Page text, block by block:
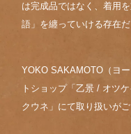
は完成品ではなく、着用
語」を纏っていける存在だ
YOKO SAKAMOTO（ヨ
トショップ「乙景 / オツ
クウネ」にて取り扱いがご